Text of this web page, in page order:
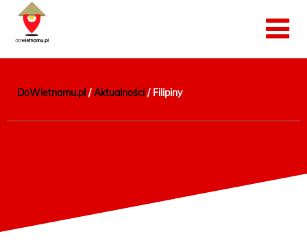
DoWietnamu.pl /Aktualności / Filipiny